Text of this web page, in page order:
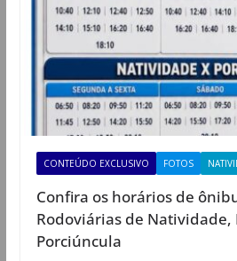
CONTEÚDO EXCLUSIVO FOTOS
Confira os horários de
Rodoviárias de
Porciúncula